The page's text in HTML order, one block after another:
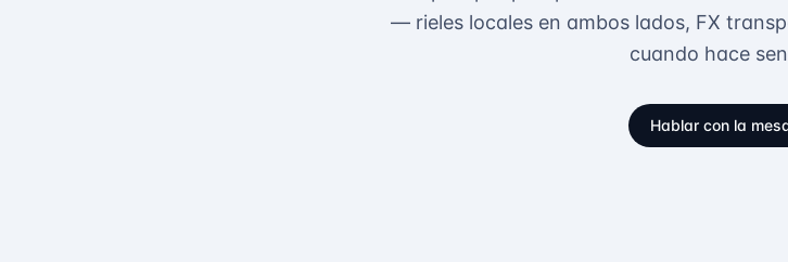
— rieles locales en ambos lados, FX
cuando hace
Hablar con la